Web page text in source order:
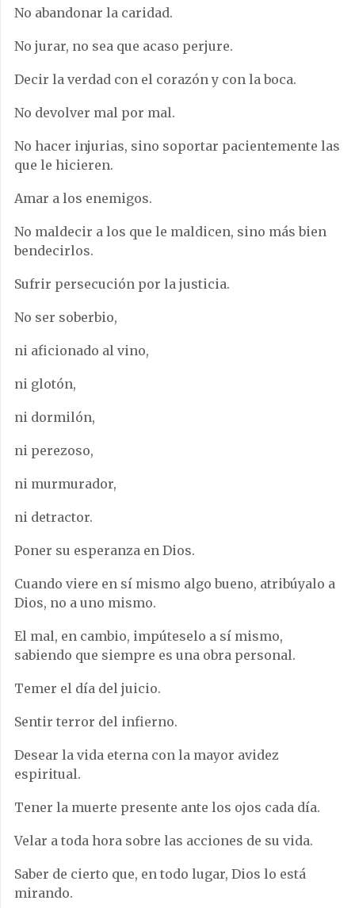
No abandonar la caridad.
No jurar, no sea que acaso perjure.
Decir la verdad con el corazón y con la boca.
No devolver mal por mal.
No hacer injurias, sino soportar pacientemente las
que le hicieren.
Amar a los enemigos.
No maldecir a los que le maldicen, sino más bien
bendecirlos.
Sufrir persecución por la justicia.
No ser soberbio,
ni aficionado al vino,
ni glotón,
ni dormilón,
ni perezoso,
ni murmurador,
ni detractor.
Poner su esperanza en Dios.
Cuando viere en sí mismo algo bueno, atribúyalo a
Dios, no a uno mismo.
El mal, en cambio, impúteselo a sí mismo,
sabiendo que siempre es una obra personal.
Temer el día del juicio.
Sentir terror del infierno.
Desear la vida eterna con la mayor avidez
espiritual.
Tener la muerte presente ante los ojos cada día.
Velar a toda hora sobre las acciones de su vida.
Saber de cierto que, en todo lugar, Dios lo está
mirando.